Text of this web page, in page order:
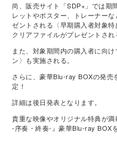
尚、販売サイト「SDP+」では期
レットやポスター、トレーナー
ゼントされる〈早期購入者対象
クリアファイルがプレゼントさ
また、対象期間内の購入者に向
ン〉も実施される。
さらに、豪華Blu-ray BOXの発売
定！
詳細は後日発表となります。
貴重な映像やオリジナル特典が
-序奏・終奏-』豪華Blu-ray BOX